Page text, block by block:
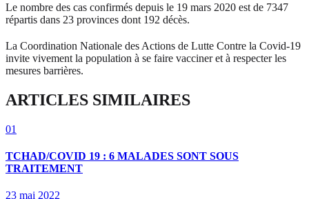
Le nombre des cas confirmés depuis le 19 mars 2020 est de 7347
répartis dans 23 provinces dont 192 décès.
La Coordination Nationale des Actions de Lutte Contre la Covid-19
invite vivement la population à se faire vacciner et à respecter les
mesures barrières.
ARTICLES SIMILAIRES
01
TCHAD/COVID 19 : 6 MALADES SONT SOUS
TRAITEMENT
23 mai 2022